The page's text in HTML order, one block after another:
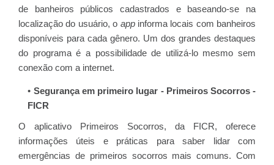
de banheiros públicos cadastrados e baseando-se na
localização do usuário, o app informa locais com banheiros
disponíveis para cada gênero. Um dos grandes destaques
do programa é a possibilidade de utilizá-lo mesmo sem
conexão com a internet.
Segurança em primeiro lugar - Primeiros Socorros -
FICR
O aplicativo Primeiros Socorros, da FICR, oferece
informações úteis e práticas para saber lidar com
emergências de primeiros socorros mais comuns. Com